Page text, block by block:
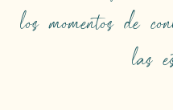
los momentos de
las
EVENTOS